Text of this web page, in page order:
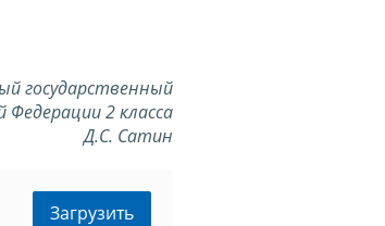
государственный
Федерации 2 класса
Д.С. Сатин
Загрузить